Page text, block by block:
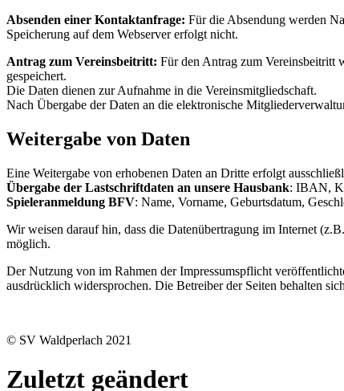
Absenden einer Kontaktanfrage: Für die Absendung werden
Speicherung auf dem Webserver erfolgt nicht.
Antrag zum Vereinsbeitritt: Für den Antrag zum Vereinsbeitritt
gespeichert.
Die Daten dienen zur Aufnahme in die Vereinsmitgliedschaft.
Nach Übergabe der Daten an die elektronische
Weitergabe von Daten
Eine Weitergabe von erhobenen Daten an Dritte erfolgt
Übergabe der Lastschriftdaten an unsere Hausbank: IBAN,
Spieleranmeldung BFV: Name, Vorname, Geburtsdatum,
Wir weisen darauf hin, dass die Datenübertragung im Internet
möglich.
Der Nutzung von im Rahmen der Impressumspflicht
ausdrücklich widersprochen. Die Betreiber der Seiten behalten
© SV Waldperlach 2021
Zuletzt geändert